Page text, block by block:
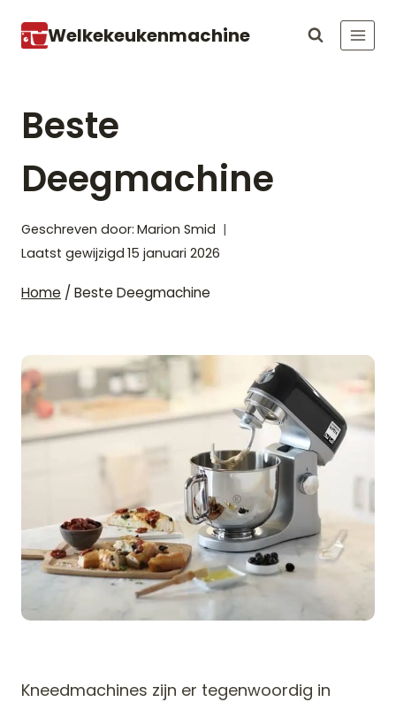
naar Welkekeukenmachine
Beste
Deegmachine
Geschreven door: Marion Smid
Laatst gewijzigd 15 januari 2026
Home / Beste Deegmachine
Kneedmachines zijn er tegenwoordig in